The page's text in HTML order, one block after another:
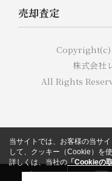
売却査定
Copyright(c)
株式会社
All Rights
当サイトでは、お客様の当サ
して、クッキー（Cookie）を
詳しくは、当社の「Cookieの